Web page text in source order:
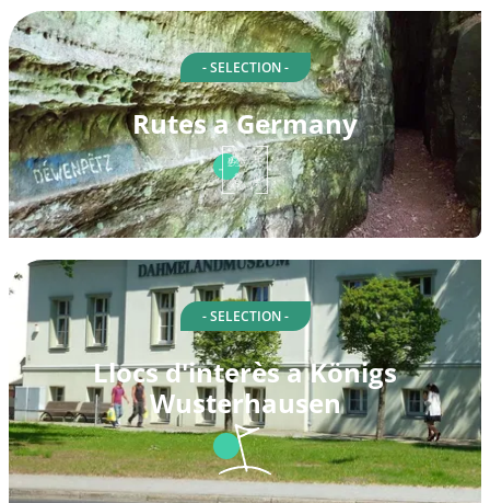
- SELECTION -
Rutes a Germany
- SELECTION -
Llocs d'interès a Königs
Wusterhausen